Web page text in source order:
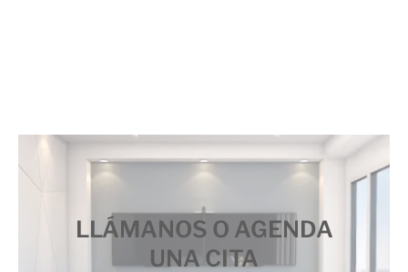
LLÁMANOS O AGENDA
UNA CITA